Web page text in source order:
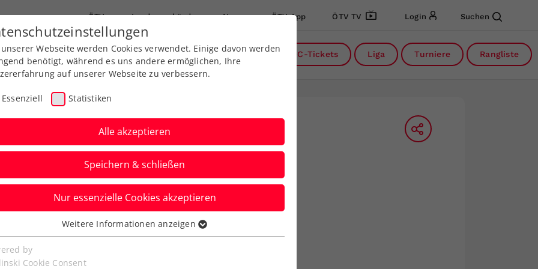
ÖTV Landesverbände News ÖTV App ÖTV TV Login Suchen
Ausbildung Services Über uns DC-Tickets Liga Turniere Rangliste
Meusburger
Koblach (VTV)
live
Inside-In
Der Podcast des ÖTV
Inside-In
Webseite werden Cookies verwendet. Einige davon werden
benötigt, während es uns andere ermöglichen, Ihre
auf unserer Webseite zu verbessern.
Essenziell Statistiken
Alle akzeptieren
Speichern & schließen
Nur essenzielle Cookies akzeptieren
Cookies werden für grundlegende Funktionen der
benötigt. Dadurch ist gewährleistet, dass die Webseite
Weitere Informationen anzeigen
by
Cookie Consent